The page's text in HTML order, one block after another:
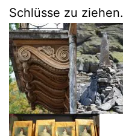
Schlüsse zu ziehen.